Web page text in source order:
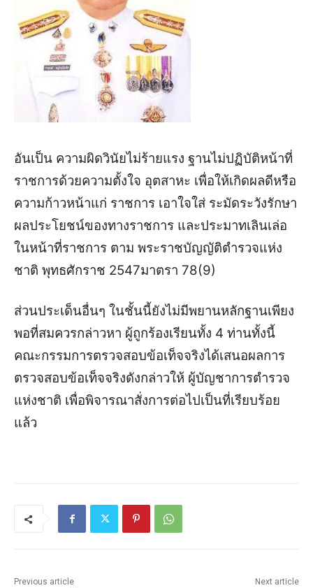
อันเป็น ความผิดวินัยไม่ร้ายแรง ฐานไม่ปฏิบัติหน้าที่
ราชการด้วยความตั้งใจ อุตสาหะ เพื่อให้เกิดผลดีหรือ
ความก้าวหน้าแก่ ราชการ เอาใจใส่ ระมัดระวังรักษา
ผลประโยชน์ของทางราชการ และประมาทเลินเล่อ
ในหน้าที่ราชการ ตาม พระราชบัญญัติตำรวจแห่ง
ชาติ พุทธศักราช 2547มาตรา 78(9)
ส่วนประเด็นอื่นๆ ในชั้นนี้ยังไม่มีพยานหลักฐานเพียง
พอที่สมควรกล่าวหา ผู้ถูกร้องเรียนทั้ง 4 ท่านทั้งนี้
คณะกรรมการตรวจสอบข้อเท็จจริงได้เสนอผลการ
ตรวจสอบข้อเท็จจริงดังกล่าวให้ ผู้บัญชาการตำรวจ
แห่งชาติ เพื่อพิจารณาสั่งการต่อไปเป็นที่เรียบร้อย
แล้ว
Previous article Next article